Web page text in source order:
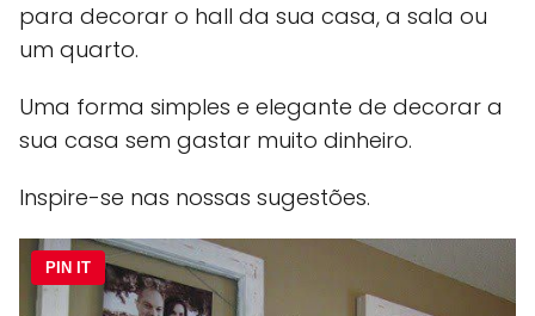
para decorar o hall da sua casa, a sala ou
um quarto.
Uma forma simples e elegante de decorar a
sua casa sem gastar muito dinheiro.
Inspire-se nas nossas sugestões.
PIN IT